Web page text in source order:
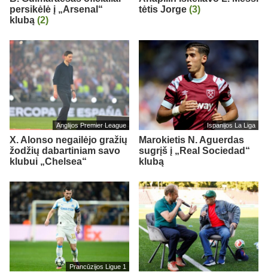
persikėlė į „Arsenal“
klubą (2)
tėtis Jorge (3)
Anglijos Premier League
X. Alonso negailėjo gražių
žodžių dabartiniam savo
klubui „Chelsea“
Ispanijos La Liga
Marokietis N. Aguerdas
sugrįš į „Real Sociedad“
klubą
Prancūzijos Ligue 1